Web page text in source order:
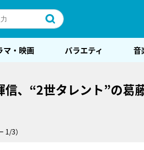
マ・映画 バラエティ 音
信、“2世タレント”の葛
1/3）